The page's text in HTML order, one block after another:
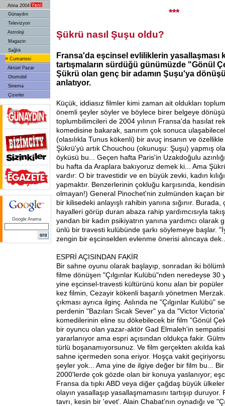
Atina 2004
Günaydın
Televizyon
Astroloji
Magazin
Sağlık
» Cumartesi
Aktüel Pazar
Otomobil
Sinema
Çizerler
Google Arama
***
Şükrü nasıl Şuşu oldu?
Fransa'da eşcinsel evliliklerin yasallaşması
tartışmaların sürdüğü günümüzde "Gönül
Şükrü olan genç bir adamın Şuşu'ya
anlatıyor.
Küçük, iddiasız filmler kimi zaman ait oldukları
önemli şeyler söyler ve böylece birer belgeye
toplumbilimcileri de 2004 yılının Fransa'da hasılat
komedisine bakarak, sanırım çok sonuca
(olasılıkla Tunus kökenli) bir avuç insanın ve özellikle
Şükrü'yü artık Chouchou (okunuşu: Şuşu) yapmış
öyküsü bu... Geçen hafta Paris'in Uzakdoğulu
bu hafta da Araplara bakıyoruz demek ki... Ama
vardır: O bir travestidir ve en büyük zevki, kadın
yapmaktır. Benzerlerinin çokluğu karşısında,
olmayan!) General Pinochet'nin zulmünden kaçan
bir kilisedeki anlayışlı rahibin yanına sığınır.
hayalleri görüp duran abaza rahip yardımcısıyla
yandan bir kadın psikiyatrın yanına yardımcı olarak
ünlü bir travesti kulübünde şarkı söylemeye başlar.
zengin bir eşcinselden evlenme önerisi alıncaya
ESPRİ AÇISINDAN FAKİR
Bir sahne oyunu olarak başlayıp, sonradan iki
filme dönüşen "Çılgınlar Kulübü"nden neredeyse 30
yine eşcinsel-travesti kültürünü konu alan bir popüler
kez filmin, Cezayir kökenli başarılı yönetmen
çıkması ayrıca ilginç. Aslında ne "Çılgınlar Kulübü"
perdenin "Bazıları Sıcak Sever" ya da "Victor
komedilerinin eline su dökebilecek bir film "Gönül
bir oyuncu olan yazar-aktör Gad Elmaleh'in
yararlanıyor ama espri açısından oldukça fakir.
türlü boşanamıyorsunuz. Ve film gerçekten akılda
sahne içermeden sona eriyor. Hoşça vakit
şeyler yok... Ama yine de ilgiye değer bir film bu...
2000'lerde çok gözde olan bir konuya yaslanıyor;
Fransa da tıpkı ABD veya diğer çağdaş büyük
olayın yasallaşıp yasallaşmamasını tartışıp
tavrı, kesin bir 'evet'. Alain Chabat'nın oynadığı ve